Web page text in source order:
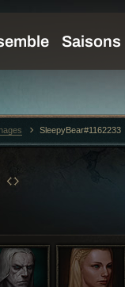
SleepyBear#1162233